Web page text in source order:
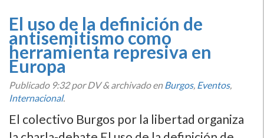
El uso de la definición de
antisemitismo como
herramienta represiva en
Europa
Publicado 9:32por DV&archivado enBurgos, Eventos,
Internacional.
El colectivo Burgos por la libertad organiza